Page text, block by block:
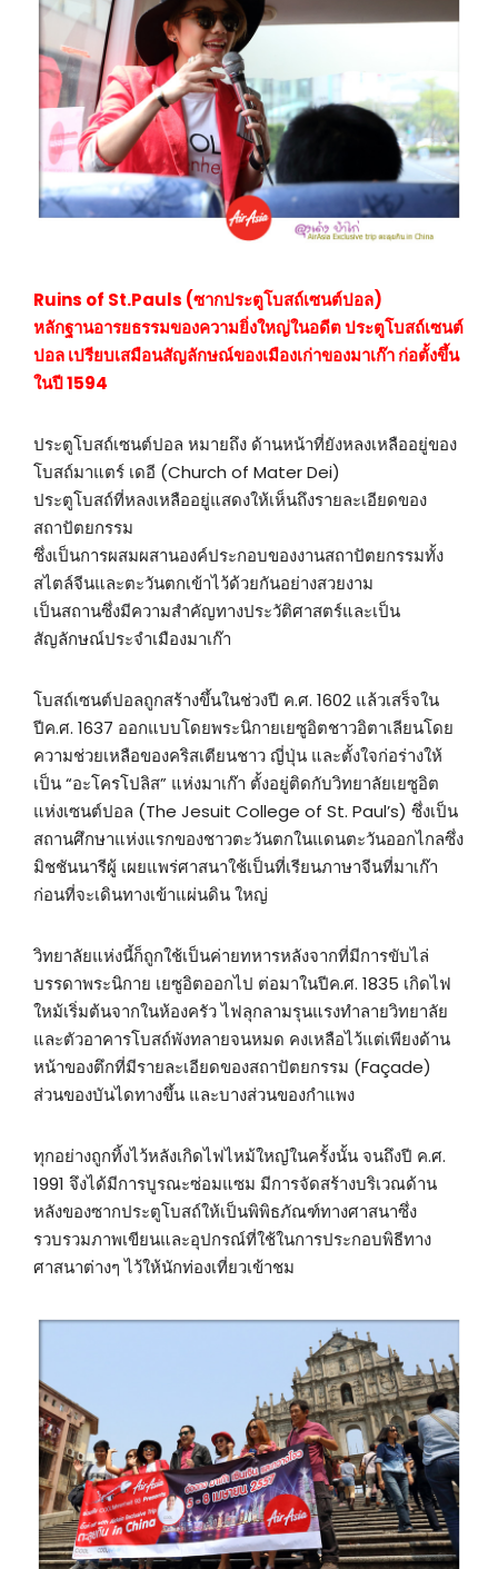
Ruins of St.Pauls (ซากประตูโบสถ์เซนต์ปอล)
หลักฐานอารยธรรมของความยิ่งใหญ่ในอดีต ประตูโบสถ์เซนต์
ปอล เปรียบเสมือนสัญลักษณ์ของเมืองเก่าของมาเก๊า ก่อตั้งขึ้น
ในปี 1594
ประตูโบสถ์เซนต์ปอล หมายถึง ด้านหน้าที่ยังหลงเหลืออยู่ของ
โบสถ์มาแตร์ เดอี (Church of Mater Dei)
ประตูโบสถ์ที่หลงเหลืออยู่แสดงให้เห็นถึงรายละเอียดของ
สถาปัตยกรรม
ซึ่งเป็นการผสมผสานองค์ประกอบของงานสถาปัตยกรรมทั้ง
สไตล์จีนและตะวันตกเข้าไว้ด้วยกันอย่างสวยงาม
เป็นสถานซึ่งมีความสำคัญทางประวัติศาสตร์และเป็น
สัญลักษณ์ประจำเมืองมาเก๊า
โบสถ์เซนต์ปอลถูกสร้างขึ้นในช่วงปี ค.ศ. 1602 แล้วเสร็จใน
ปีค.ศ. 1637 ออกแบบโดยพระนิกายเยซูอิตชาวอิตาเลียนโดย
ความช่วยเหลือของคริสเตียนชาว ญี่ปุ่น และตั้งใจก่อร่างให้
เป็น “อะโครโปลิส” แห่งมาเก๊า ตั้งอยู่ติดกับวิทยาลัยเยซูอิต
แห่งเซนต์ปอล (The Jesuit College of St. Paul’s) ซึ่งเป็น
สถานศึกษาแห่งแรกของชาวตะวันตกในแดนตะวันออกไกลซึ่ง
มิชชันนารีผู้ เผยแพร่ศาสนาใช้เป็นที่เรียนภาษาจีนที่มาเก๊า
ก่อนที่จะเดินทางเข้าแผ่นดิน ใหญ่
วิทยาลัยแห่งนี้ก็ถูกใช้เป็นค่ายทหารหลังจากที่มีการขับไล่
บรรดาพระนิกาย เยซูอิตออกไป ต่อมาในปีค.ศ. 1835 เกิดไฟ
ใหม้เริ่มต้นจากในห้องครัว ไฟลุกลามรุนแรงทำลายวิทยาลัย
และตัวอาคารโบสถ์พังทลายจนหมด คงเหลือไว้แต่เพียงด้าน
หน้าของตึกที่มีรายละเอียดของสถาปัตยกรรม (Façade)
ส่วนของบันไดทางขึ้น และบางส่วนของกำแพง
ทุกอย่างถูกทิ้งไว้หลังเกิดไฟไหม้ใหญ๋ในครั้งนั้น จนถึงปี ค.ศ.
1991 จึงได้มีการบูรณะซ่อมแซม มีการจัดสร้างบริเวณด้าน
หลังของซากประตูโบสถ์ให้เป็นพิพิธภัณฑ์ทางศาสนาซึ่ง
รวบรวมภาพเขียนและอุปกรณ์ที่ใช้ในการประกอบพิธีทาง
ศาสนาต่างๆ ไว้ให้นักท่องเที่ยวเข้าชม